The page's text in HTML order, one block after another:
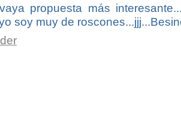
propuesta más
soy muy de